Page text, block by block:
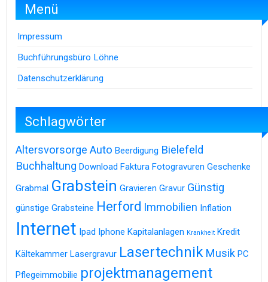
Menü
Impressum
Buchführungsbüro Löhne
Datenschutzerklärung
Schlagwörter
Altersvorsorge Auto Beerdigung Bielefeld
Buchhaltung Download Faktura Fotogravuren Geschenke
Grabmal Grabstein Gravieren Gravur Günstig
günstige Grabsteine Herford Immobilien Inflation
Internet Ipad Iphone Kapitalanlagen Krankheit Kredit
Kältekammer Lasergravur Lasertechnik Musik PC
Pflegeimmobilie projektmanagement